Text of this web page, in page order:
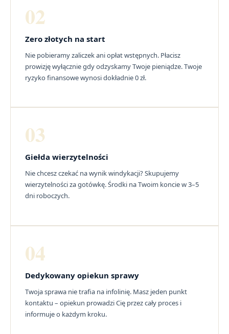
02
Zero złotych na start
Nie pobieramy zaliczek ani opłat wstępnych. Płacisz
prowizję wyłącznie gdy odzyskamy Twoje pieniądze. Twoje
ryzyko finansowe wynosi dokładnie 0 zł.
03
Giełda wierzytelności
Nie chcesz czekać na wynik windykacji? Skupujemy
wierzytelności za gotówkę. Środki na Twoim koncie w 3–5
dni roboczych.
04
Dedykowany opiekun sprawy
Twoja sprawa nie trafia na infolinię. Masz jeden punkt
kontaktu – opiekun prowadzi Cię przez cały proces i
informuje o każdym kroku.